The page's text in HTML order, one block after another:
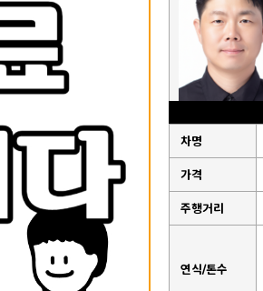
차명
가격
주행거리
연식/톤수